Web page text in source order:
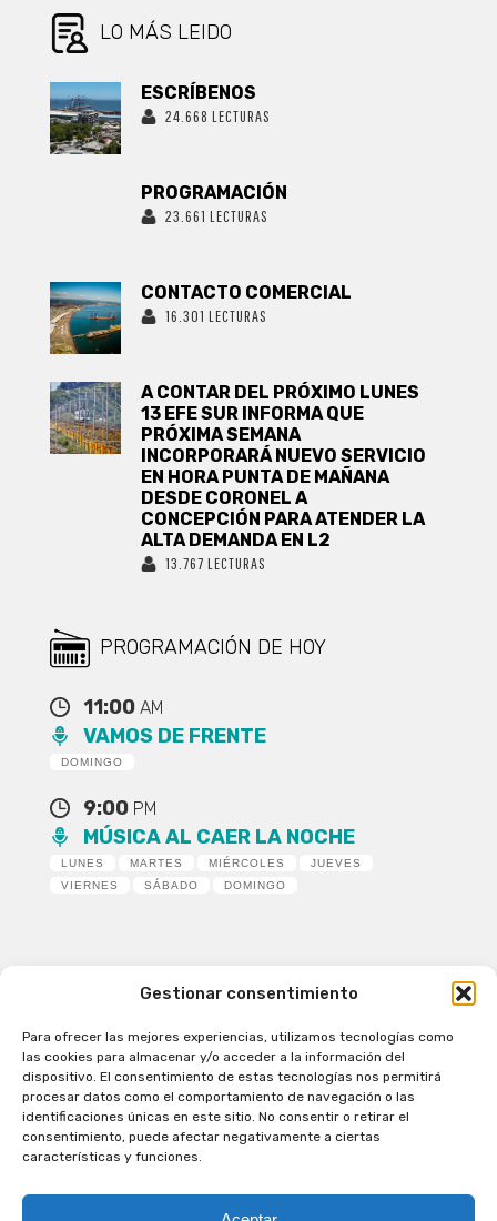
Gestionar consentimiento
Para ofrecer las mejores experiencias, utilizamos tecnologías como
las cookies para almacenar y/o acceder a la información del
dispositivo. El consentimiento de estas tecnologías nos permitirá
procesar datos como el comportamiento de navegación o las
identificaciones únicas en este sitio. No consentir o retirar el
consentimiento, puede afectar negativamente a ciertas
características y funciones.
LO MÁS LEIDO
ESCRÍBENOS
24.668 LECTURAS
PROGRAMACIÓN
23.661 LECTURAS
CONTACTO COMERCIAL
16.301 LECTURAS
A CONTAR DEL PRÓXIMO LUNES
13 EFE SUR INFORMA QUE
PRÓXIMA SEMANA
INCORPORARÁ NUEVO SERVICIO
EN HORA PUNTA DE MAÑANA
DESDE CORONEL A
CONCEPCIÓN PARA ATENDER LA
ALTA DEMANDA EN L2
13.767 LECTURAS
PROGRAMACIÓN DE HOY
11:00 AM
VAMOS DE FRENTE
DOMINGO
9:00 PM
MÚSICA AL CAER LA NOCHE
LUNES MARTES MIÉRCOLES
JUEVES
VIERNES
SÁBADO DOMINGO
Patagual Radio Digital 2026 - Todos los derechos
reservados
la Radio de Verdad
Cobertura
Programación